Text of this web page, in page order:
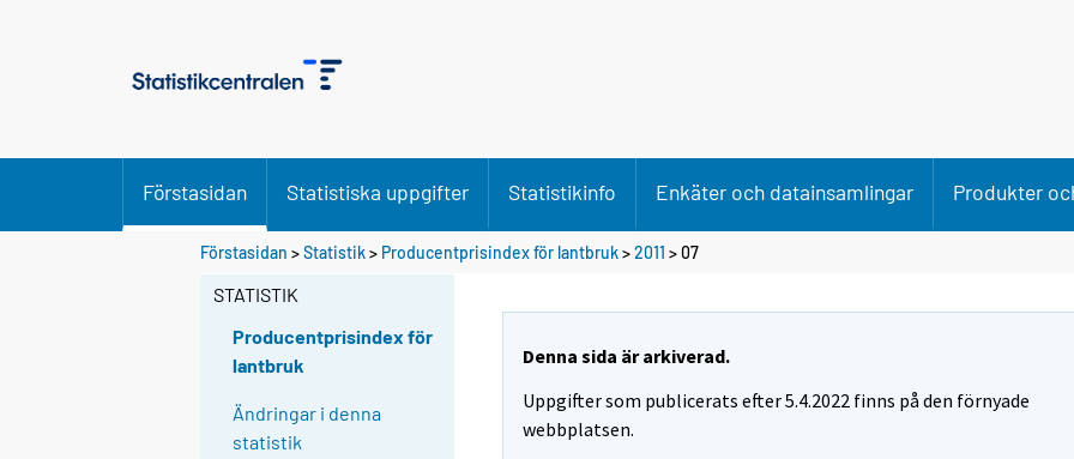
Förstasidan Statistiska uppgifter Statistikinfo Enkäter och datainsamlingar Produkter
Förstasidan >Statistik> Producentprisindex för lantbruk>2011 >07
STATISTIK
Producentprisindex för
lantbruk
Ändringar i denna
statistik
Denna sida är arkiverad.
Uppgifter som publicerats efter 5.4.2022 finns på den förnyade
webbplatsen.